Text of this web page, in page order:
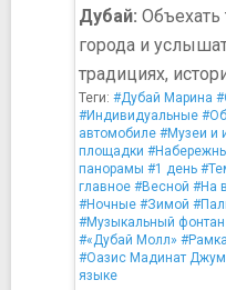
Дубай:
города и
традициях,
Теги: #Дубай Марина
#Индивидуальные
автомобиле #Музеи и
площадки
панорамы #1 день
главное #Весной #На
#Ночные #Зимой
#Музыкальный фонтан
#«Дубай Молл»
#Оазис Мадинат
языке